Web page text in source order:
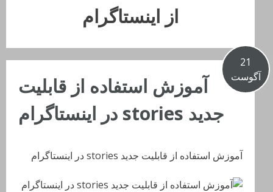
از اینستاگرام
21
آگوست
آموزش استفاده از قابلیت
جدید stories در اینستاگرام
آموزش استفاده از قابلیت جدید stories در اینستاگرام